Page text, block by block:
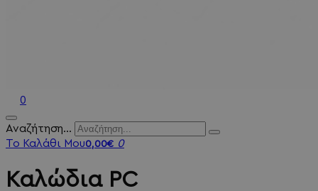
0
Αναζήτηση...
Το Καλάθι Μου0,00€ 0
Καλώδια PC